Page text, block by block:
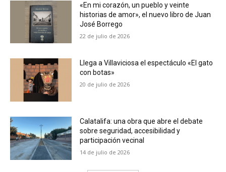
«En mi corazón, un pueblo y veinte
historias de amor», el nuevo libro de Juan
José Borrego
22 de julio de 2026
Llega a Villaviciosa el espectáculo «El gato
con botas»
20 de julio de 2026
Calatalifa: una obra que abre el debate
sobre seguridad, accesibilidad y
participación vecinal
14 de julio de 2026